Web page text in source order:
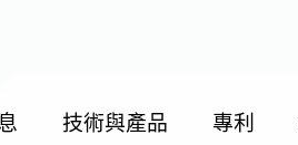
技術與產品 專利